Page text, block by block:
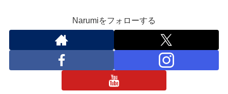
Narumiをフォローする